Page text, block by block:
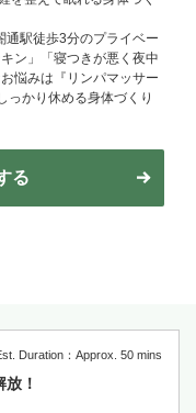
通駅徒歩3分のプライベー
ン」「寝つきが悪く夜中
悩みは『リンパマッサー
っかり休める身体づくり
る
Duration：Approx. 50 mins
！